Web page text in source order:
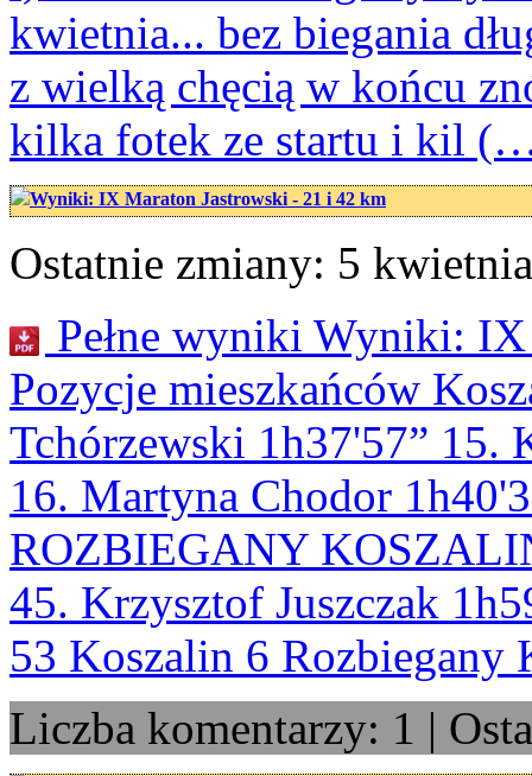
kwietnia... bez biegania
z wielką chęcią w końcu
kilka fotek ze startu i kil
Wyniki: IX Maraton Jastrowski - 21 i 42 km
Ostatnie zmiany: 5
Pełne wyniki Wyniki:
Pozycje mieszkańców
Tchórzewski 1h37'57”
16. Martyna Chodor
ROZBIEGANY
45. Krzysztof Juszczak
53 Koszalin 6
Liczba komentarzy: 1 |